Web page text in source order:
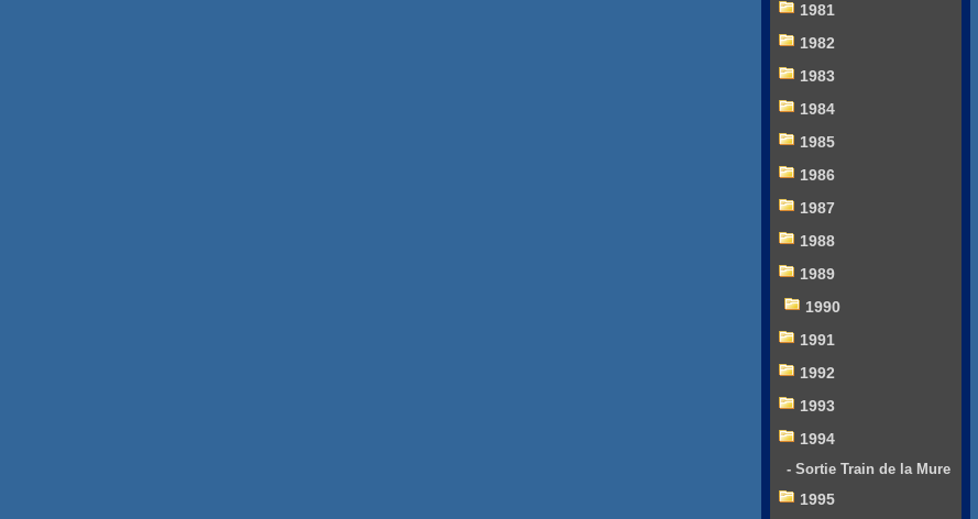
1981
1982
1983
1984
1985
1986
1987
1988
1989
1990
1991
1992
1993
1994
- Sortie Train de la Mure
1995